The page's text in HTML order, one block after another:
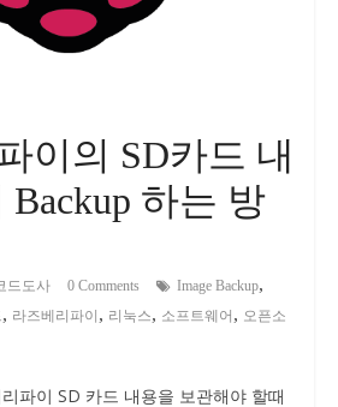
이의 SD카드 내
하는 방
드도사 0 Comments Image Backup,
, 라즈베리파이 , 리눅스, 소프트웨어 , 오픈소
파이 SD 카드 내용을 보관해야 할때